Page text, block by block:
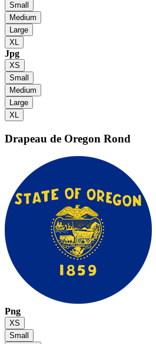
Small
Medium
Large
XL
Jpg
XS
Small
Medium
Large
XL
Drapeau de Oregon Rond
Png
XS
Small